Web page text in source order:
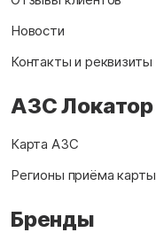
Новости
Контакты и реквизиты
АЗС Локатор
Карта АЗС
Регионы приёма карты
Бренды